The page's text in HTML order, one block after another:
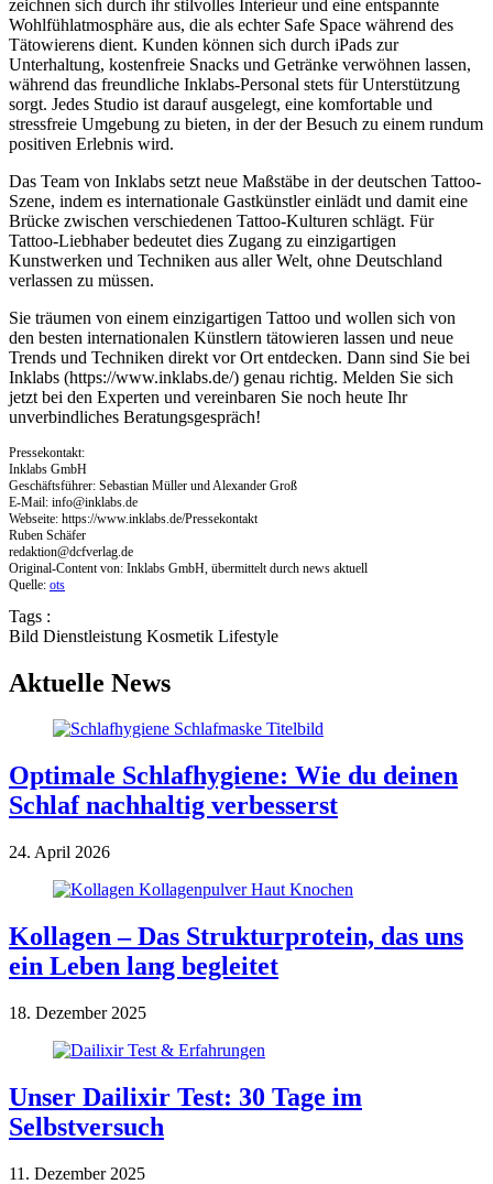
zeichnen sich durch ihr stilvolles Interieur und eine entspannte
Wohlfühlatmosphäre aus, die als echter Safe Space während des
Tätowierens dient. Kunden können sich durch iPads zur
Unterhaltung, kostenfreie Snacks und Getränke verwöhnen lassen,
während das freundliche Inklabs-Personal stets für Unterstützung
sorgt. Jedes Studio ist darauf ausgelegt, eine komfortable und
stressfreie Umgebung zu bieten, in der der Besuch zu einem rundum
positiven Erlebnis wird.
Das Team von Inklabs setzt neue Maßstäbe in der deutschen Tattoo-
Szene, indem es internationale Gastkünstler einlädt und damit eine
Brücke zwischen verschiedenen Tattoo-Kulturen schlägt. Für
Tattoo-Liebhaber bedeutet dies Zugang zu einzigartigen
Kunstwerken und Techniken aus aller Welt, ohne Deutschland
verlassen zu müssen.
Sie träumen von einem einzigartigen Tattoo und wollen sich von
den besten internationalen Künstlern tätowieren lassen und neue
Trends und Techniken direkt vor Ort entdecken. Dann sind Sie bei
Inklabs (https://www.inklabs.de/) genau richtig. Melden Sie sich
jetzt bei den Experten und vereinbaren Sie noch heute Ihr
unverbindliches Beratungsgespräch!
Pressekontakt:
Inklabs GmbH
Geschäftsführer: Sebastian Müller und Alexander Groß
E-Mail: info@inklabs.de
Webseite: https://www.inklabs.de/Pressekontakt
Ruben Schäfer
redaktion@dcfverlag.de
Original-Content von: Inklabs GmbH, übermittelt durch news aktuell
Quelle: ots
Tags :
Bild Dienstleistung Kosmetik Lifestyle
Aktuelle News
Optimale Schlafhygiene: Wie du deinen
Schlaf nachhaltig verbesserst
24. April 2026
Kollagen – Das Strukturprotein, das uns
ein Leben lang begleitet
18. Dezember 2025
Unser Dailixir Test: 30 Tage im
Selbstversuch
11. Dezember 2025